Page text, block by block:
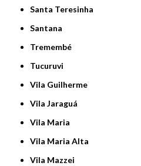
Santa Teresinha
Santana
Tremembé
Tucuruvi
Vila Guilherme
Vila Jaraguá
Vila Maria
Vila Maria Alta
Vila Mazzei